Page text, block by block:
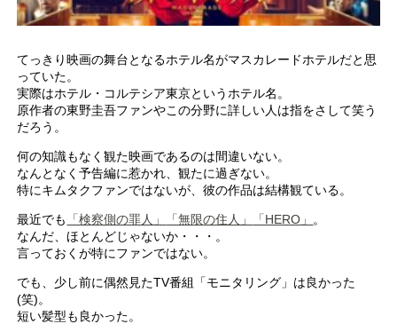
てっきり映画の舞台となるホテル名がマスカレードホテルだと思
っていた。
実際はホテル・コルテシア東京というホテル名。
原作者の東野圭吾ファンやこの分野に詳しい人は指をさして笑う
だろう。
何の知識もなく観た映画であるのは間違いない。
なんとなく予告編に惹かれ、観たに過ぎない。
特にキムタクファンではないが、彼の作品は結構観ている。
最近でも 「検察側の罪人」 「無限の住人」 「HERO」 。
なんだ、ほとんどじゃないか・・・。
言っておくが特にファンではない。
でも、少し前に偶然見たTV番組「モニタリング」は良かった
(笑)。
短い髪型も良かった。